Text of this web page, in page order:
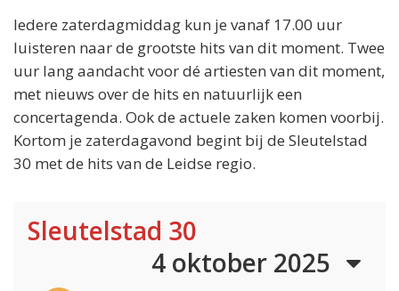
Iedere zaterdagmiddag kun je vanaf 17.00 uur
luisteren naar de grootste hits van dit moment. Twee
uur lang aandacht voor dé artiesten van dit moment,
met nieuws over de hits en natuurlijk een
concertagenda. Ook de actuele zaken komen voorbij.
Kortom je zaterdagavond begint bij de Sleutelstad
30 met de hits van de Leidse regio.
Sleutelstad 30
4 oktober 2025